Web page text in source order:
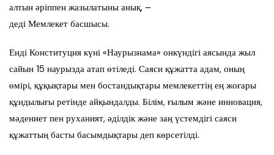
алтын әріппен жазылатыны анық, –
деді Мемлекет басшысы.
Енді Конституция күні «Наурызнама» онкүндігі аясында жыл
сайын 15 наурызда атап өтіледі. Саяси құжатта адам, оның
өмірі, құқықтары мен бостандықтары мемлекеттің ең жоғары
құндылығы ретінде айқындалды. Білім, ғылым және инновация,
мәдениет пен руханият, әділдік және заң үстемдігі саяси
құжаттың басты басымдықтары деп көрсетілді.